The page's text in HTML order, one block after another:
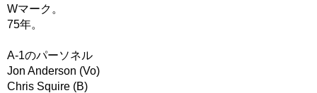
Wマーク。
75年。
A-1のパーソネル
Jon Anderson (Vo)
Chris Squire (B)